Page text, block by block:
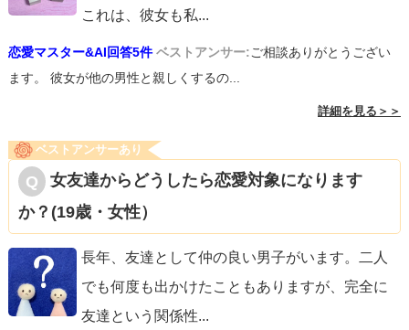
これは、彼女も私...
恋愛マスター&AI回答5件 ベストアンサー:ご相談ありがとうござい
ます。 彼女が他の男性と親しくするの...
詳細を見る＞＞
ベストアンサーあり
女友達からどうしたら恋愛対象になります
か？(19歳・女性）
長年、友達として仲の良い男子がいます。二人
でも何度も出かけたこともありますが、完全に
友達という関係性...